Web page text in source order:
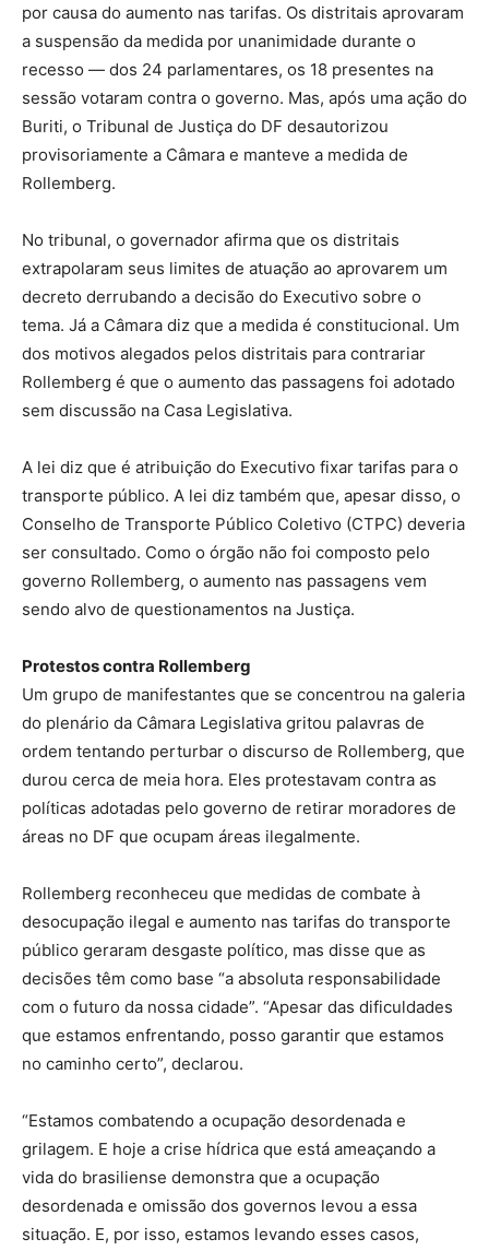
por causa do aumento nas tarifas. Os distritais aprovaram
a suspensão da medida por unanimidade durante o
recesso — dos 24 parlamentares, os 18 presentes na
sessão votaram contra o governo. Mas, após uma ação do
Buriti, o Tribunal de Justiça do DF desautorizou
provisoriamente a Câmara e manteve a medida de
Rollemberg.
No tribunal, o governador afirma que os distritais
extrapolaram seus limites de atuação ao aprovarem um
decreto derrubando a decisão do Executivo sobre o
tema. Já a Câmara diz que a medida é constitucional. Um
dos motivos alegados pelos distritais para contrariar
Rollemberg é que o aumento das passagens foi adotado
sem discussão na Casa Legislativa.
A lei diz que é atribuição do Executivo fixar tarifas para o
transporte público. A lei diz também que, apesar disso, o
Conselho de Transporte Público Coletivo (CTPC) deveria
ser consultado. Como o órgão não foi composto pelo
governo Rollemberg, o aumento nas passagens vem
sendo alvo de questionamentos na Justiça.
Protestos contra Rollemberg
Um grupo de manifestantes que se concentrou na galeria
do plenário da Câmara Legislativa gritou palavras de
ordem tentando perturbar o discurso de Rollemberg, que
durou cerca de meia hora. Eles protestavam contra as
políticas adotadas pelo governo de retirar moradores de
áreas no DF que ocupam áreas ilegalmente.
Rollemberg reconheceu que medidas de combate à
desocupação ilegal e aumento nas tarifas do transporte
público geraram desgaste político, mas disse que as
decisões têm como base “a absoluta responsabilidade
com o futuro da nossa cidade”. “Apesar das dificuldades
que estamos enfrentando, posso garantir que estamos
no caminho certo”, declarou.
“Estamos combatendo a ocupação desordenada e
grilagem. E hoje a crise hídrica que está ameaçando a
vida do brasiliense demonstra que a ocupação
desordenada e omissão dos governos levou a essa
situação. E, por isso, estamos levando esses casos,